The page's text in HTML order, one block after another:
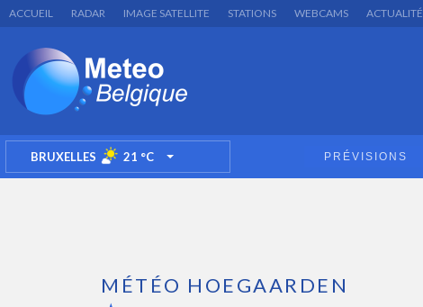
ACCUEIL RADAR IMAGE SATELLITE STATIONS WEBCAMS ACTUALITÉ
BRUXELLES 21 °C TOGGLE DROPDOWN PRÉVISIONS
MÉTÉO HOEGAARDEN